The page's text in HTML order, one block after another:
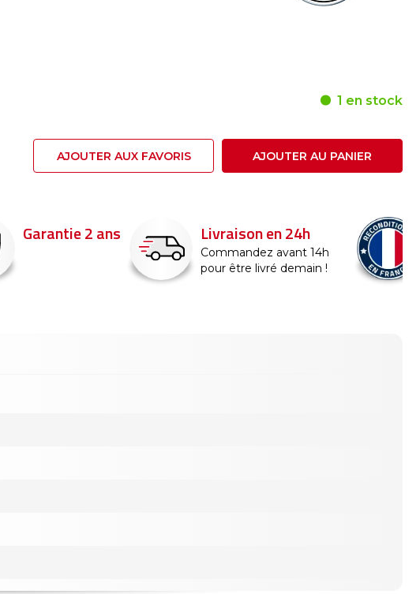
1 en stock
AJOUTER AUX FAVORIS AJOUTER AU PANIER
en 24h
avant 14h
livré demain !
Reconditionné en
France